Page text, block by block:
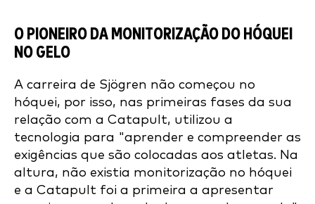
O PIONEIRO DA MONITORIZAÇÃO DO HÓQUEI
NO GELO
A carreira de Sjögren não começou no
hóquei, por isso, nas primeiras fases da sua
relação com a Catapult, utilizou a
tecnologia para "aprender e compreender as
exigências que são colocadas aos atletas. Na
altura, não existia monitorização no hóquei
e a Catapult foi a primeira a apresentar